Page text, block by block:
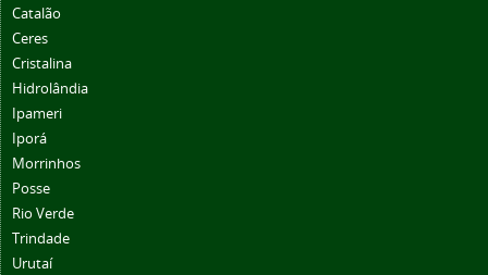
Catalão
Ceres
Cristalina
Hidrolândia
Ipameri
Iporá
Morrinhos
Posse
Rio Verde
Trindade
Urutaí